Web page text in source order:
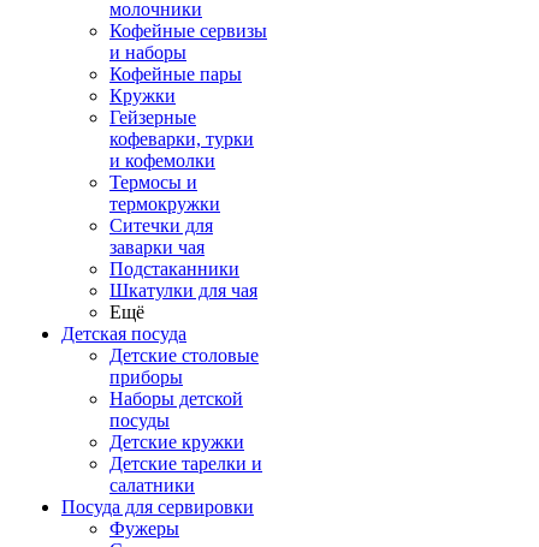
молочники
Кофейные сервизы
и наборы
Кофейные пары
Кружки
Гейзерные
кофеварки, турки
и кофемолки
Термосы и
термокружки
Ситечки для
заварки чая
Подстаканники
Шкатулки для чая
Ещё
Детская посуда
Детские столовые
приборы
Наборы детской
посуды
Детские кружки
Детские тарелки и
салатники
Посуда для сервировки
Фужеры